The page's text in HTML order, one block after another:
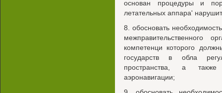
основан процедуры и
летательных аппара'
8. обосновать
компетенци которого
государств в обла
пространства, а
аэронавигации;